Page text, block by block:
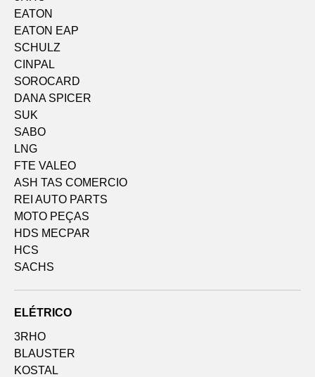
EATON
EATON EAP
SCHULZ
CINPAL
SOROCARD
DANA SPICER
SUK
SABO
LNG
FTE VALEO
ASH TAS COMERCIO
REI AUTO PARTS
MOTO PEÇAS
HDS MECPAR
HCS
SACHS
ELÉTRICO
3RHO
BLAUSTER
KOSTAL